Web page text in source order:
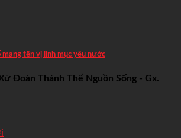
tên vị linh mục yêu nước
Đoàn Thánh Thể Nguồn Sống - Gx.